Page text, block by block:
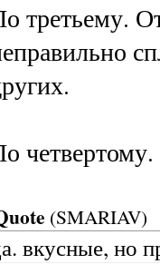
третьему.
(SMARIAV)
вкусные, но